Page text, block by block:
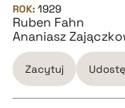
BIBTEX
pobierz cytat
ROK: 1929
Ruben Fahn
Ananiasz
Zacytuj